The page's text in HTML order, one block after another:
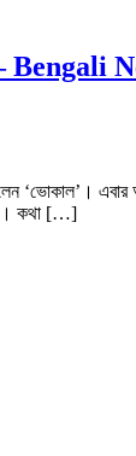
–
এবার
কথা […]